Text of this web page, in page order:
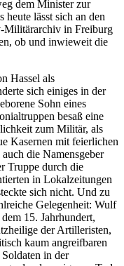
dem Minister zur
lässt sich an den
Militärarchiv in Freiburg
ob und inwieweit die
Hassel als
sich einiges in der
Sohn eines
besaß eine
zum Militär, als
Kasernen mit feierlichen
die Namensgeber
Truppe durch die
in Lokalzeitungen
sich nicht. Und zu
Gelegenheit: Wulf
15. Jahrhundert,
der Artilleristen,
kaum angreifbaren
in der